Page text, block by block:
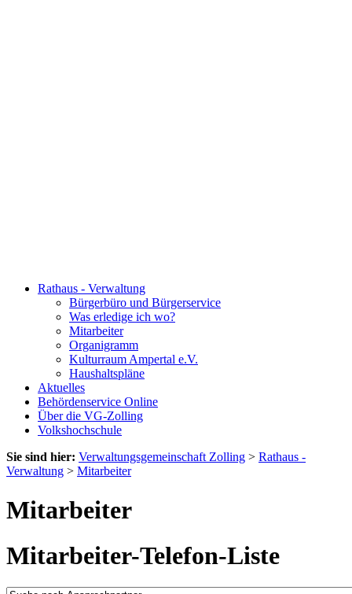
Rathaus - Verwaltung
Bürgerbüro und Bürgerservice
Was erledige ich wo?
Mitarbeiter
Organigramm
Kulturraum Ampertal e.V.
Haushaltspläne
Aktuelles
Behördenservice Online
Über die VG-Zolling
Volkshochschule
Sie sind hier: Verwaltungsgemeinschaft Zolling > Rathaus -
Verwaltung > Mitarbeiter
Mitarbeiter
Mitarbeiter-Telefon-Liste